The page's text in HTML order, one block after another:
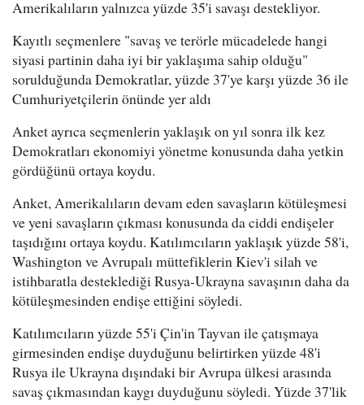
Amerikalıların yalnızca yüzde 35'i savaşı destekliyor.
Kayıtlı seçmenlere "savaş ve terörle mücadelede hangi
siyasi partinin daha iyi bir yaklaşıma sahip olduğu"
sorulduğunda Demokratlar, yüzde 37'ye karşı yüzde 36 ile
Cumhuriyetçilerin önünde yer aldı
Anket ayrıca seçmenlerin yaklaşık on yıl sonra ilk kez
Demokratları ekonomiyi yönetme konusunda daha yetkin
gördüğünü ortaya koydu.
Anket, Amerikalıların devam eden savaşların kötüleşmesi
ve yeni savaşların çıkması konusunda da ciddi endişeler
taşıdığını ortaya koydu. Katılımcıların yaklaşık yüzde 58'i,
Washington ve Avrupalı müttefiklerin Kiev'i silah ve
istihbaratla desteklediği Rusya-Ukrayna savaşının daha da
kötüleşmesinden endişe ettiğini söyledi.
Katılımcıların yüzde 55'i Çin'in Tayvan ile çatışmaya
girmesinden endişe duyduğunu belirtirken yüzde 48'i
Rusya ile Ukrayna dışındaki bir Avrupa ülkesi arasında
savaş çıkmasından kaygı duyduğunu söyledi. Yüzde 37'lik